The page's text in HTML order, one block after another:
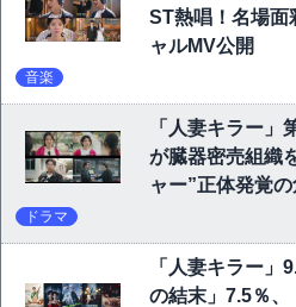
ST熱唱！名場面
ャルMV公開
音楽
「人妻キラー」
が臓器密売組織
ャー”正体発覚
ドラマ
「人妻キラー」
の結末」7.5％